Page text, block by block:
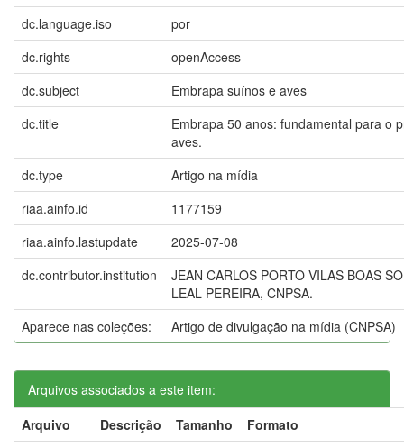
dc.language.iso
por
dc.rights
openAccess
dc.subject
Embrapa suínos e aves
dc.title
Embrapa 50 anos: fundamental para o
aves.
dc.type
Artigo na mídia
riaa.ainfo.id
1177159
riaa.ainfo.lastupdate
2025-07-08
dc.contributor.institution
JEAN CARLOS PORTO VILAS BOAS
LEAL PEREIRA, CNPSA.
Aparece nas coleções:
Artigo de divulgação na mídia (CNPSA)
Arquivos associados a este item:
Arquivo
Descrição Tamanho
Formato